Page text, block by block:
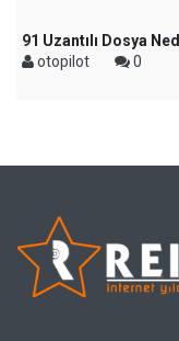
91 Uzantılı Dosya
otopilot
0